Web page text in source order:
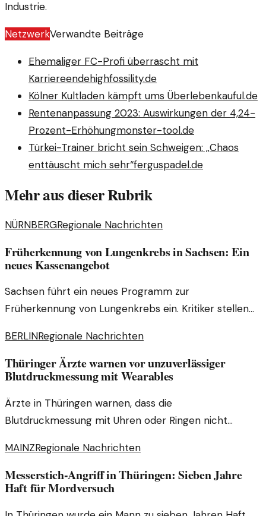
Industrie.
NetzwerkVerwandte Beiträge
Ehemaliger FC-Profi überrascht mit
Karriereendehighfossility.de
Kölner Kultladen kämpft ums Überlebenkauful.de
Rentenanpassung 2023: Auswirkungen der 4,24-
Prozent-Erhöhungmonster-tool.de
Türkei-Trainer bricht sein Schweigen: „Chaos
enttäuscht mich sehr“ferguspadel.de
Mehr aus dieser Rubrik
NÜRNBERGRegionale Nachrichten
Früherkennung von Lungenkrebs in Sachsen: Ein
neues Kassenangebot
Sachsen führt ein neues Programm zur
Früherkennung von Lungenkrebs ein. Kritiker stellen
Leistung in Frage.
BERLINRegionale Nachrichten
Thüringer Ärzte warnen vor unzuverlässiger
Blutdruckmessung mit Wearables
Ärzte in Thüringen warnen, dass die
Blutdruckmessung mit Uhren oder Ringen nicht
erheblich.
MAINZRegionale Nachrichten
Messerstich-Angriff in Thüringen: Sieben Jahre
Haft für Mordversuch